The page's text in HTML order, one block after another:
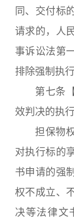
同、交付标
请求的，人
事诉讼法第
排除强制执
第七条【
效判决的执
担保物权
对执行标的
书申请的强
权不成立、
决等法律文